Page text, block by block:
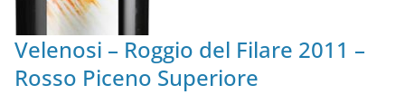
Velenosi – Roggio del Filare 2011 –
Rosso Piceno Superiore